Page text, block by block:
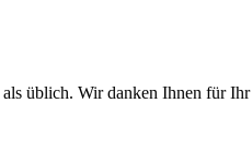
üblich. Wir danken Ihnen für Ihr